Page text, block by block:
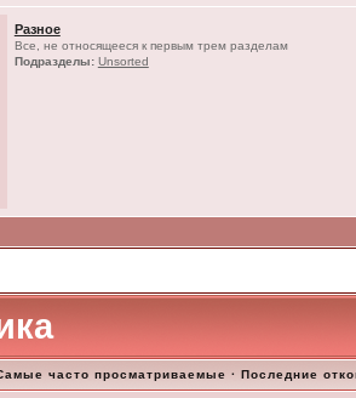
Разное
Все, не относящееся к первым трем разделам
Подразделы: Unsorted
часто просматриваемые · Последние